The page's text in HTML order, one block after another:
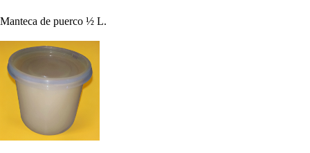
Manteca de puerco ½ L.